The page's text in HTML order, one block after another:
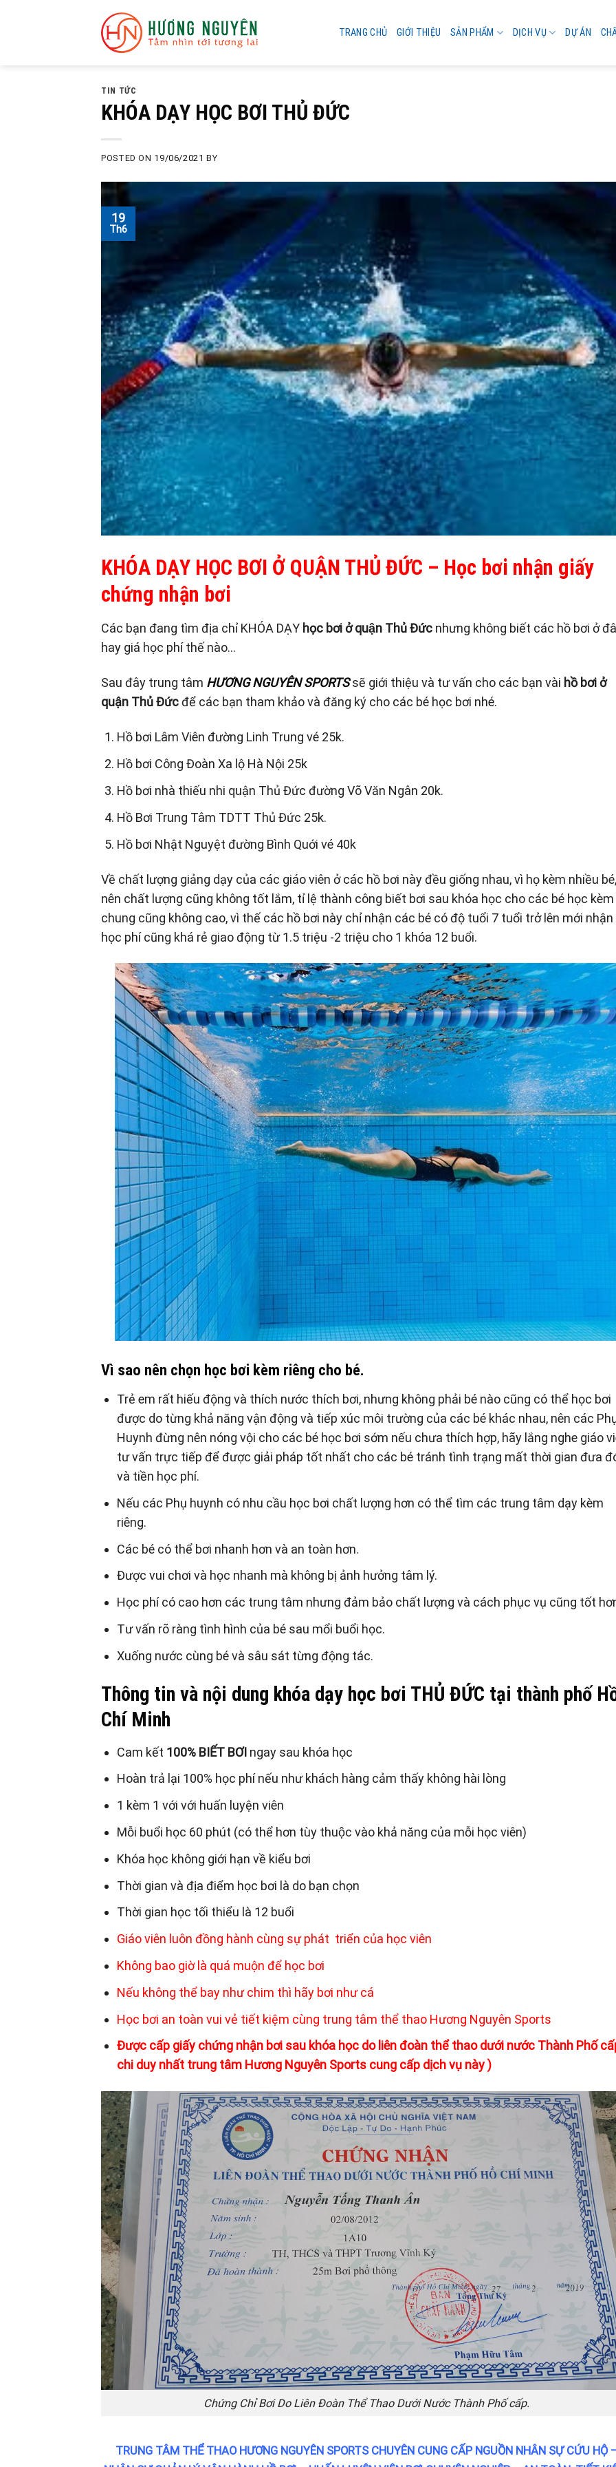
TRANG CHỦ GIỚI THIỆU SẢN PHẨM DỊCH VỤ DỰ ÁN
TIN TỨC
KHÓA DẠY HỌC BƠI THỦ ĐỨC
POSTED ON 19/06/2021 BY
19
Th6
KHÓA DẠY HỌC BƠI Ở QUẬN THỦ ĐỨC – Học bơi nhận giấy
chứng nhận bơi
Các bạn đang tìm địa chỉ KHÓA DẠY học bơi ở quận Thủ Đức nhưng không biết các hồ bơi ở
hay giá học phí thế nào…
Sau đây trung tâm HƯƠNG NGUYÊN SPORTSsẽ giới thiệu và tư vấn cho các bạn vài hồ bơi ở
quận Thủ Đứcđể các bạn tham khảo và đăng ký cho các bé học bơi nhé.
Hồ bơi Lâm Viên đường Linh Trung vé 25k.
Hồ bơi Công Đoàn Xa lộ Hà Nội 25k
Hồ bơi nhà thiếu nhi quận Thủ Đức đường Võ Văn Ngân 20k.
Hồ Bơi Trung Tâm TDTT Thủ Đức 25k.
Hồ bơi Nhật Nguyệt đường Bình Quới vé 40k
Về chất lượng giảng dạy của các giáo viên ở các hồ bơi này đều giống nhau, vì họ kèm nhiều bé,
nên chất lượng cũng không tốt lắm, tỉ lệ thành công biết bơi sau khóa học cho các bé học kèm
chung cũng không cao, vì thế các hồ bơi này chỉ nhận các bé có độ tuổi 7 tuổi trở lên mới nhận
học phí cũng khá rẻ giao động từ 1.5 triệu -2 triệu cho 1 khóa 12 buổi.
Vì sao nên chọn học bơi kèm riêng cho bé.
Trẻ em rất hiếu động và thích nước thích bơi, nhưng không phải bé nào cũng có thể học bơi
được do từng khả năng vận động và tiếp xúc môi trường của các bé khác nhau, nên các
Huynh đừng nên nóng vội cho các bé học bơi sớm nếu chưa thích hợp, hãy lắng nghe giáo
tư vấn trực tiếp để được giải pháp tốt nhất cho các bé tránh tình trạng mất thời gian đưa
và tiền học phí.
Nếu các Phụ huynh có nhu cầu học bơi chất lượng hơn có thể tìm các trung tâm dạy kèm
riêng.
Các bé có thể bơi nhanh hơn và an toàn hơn.
Được vui chơi và học nhanh mà không bị ảnh hưởng tâm lý.
Học phí có cao hơn các trung tâm nhưng đảm bảo chất lượng và cách phục vụ cũng tốt
Tư vấn rõ ràng tình hình của bé sau mổi buổi học.
Xuống nước cùng bé và sâu sát từng động tác.
Thông tin và nội dung khóa dạy học bơi THỦ ĐỨC tại thành phố
Chí Minh
Cam kết 100% BIẾT BƠI ngay sau khóa học
Hoàn trả lại 100% học phí nếu như khách hàng cảm thấy không hài lòng
1 kèm 1 với với huấn luyện viên
Mỗi buổi học 60 phút (có thể hơn tùy thuộc vào khả năng của mỗi học viên)
Khóa học không giới hạn về kiểu bơi
Thời gian và địa điểm học bơi là do bạn chọn
Thời gian học tối thiểu là 12 buổi
Giáo viên luôn đồng hành cùng sự phát triển của học viên
Không bao giờ là quá muộn để học bơi
Nếu không thể bay như chim thì hãy bơi như cá
Học bơi an toàn vui vẻ tiết kiệm cùng trung tâm thể thao Hương Nguyên Sports
Được cấp giấy chứng nhận bơi sau khóa học do liên đoàn thể thao dưới nước Thành Phố
chi duy nhất trung tâm Hương Nguyên Sports cung cấp dịch vụ này )
Chứng Chỉ Bơi Do Liên Đoàn Thể Thao Dưới Nước Thành Phố cấp.
TRUNG TÂM THỂ THAO HƯƠNG NGUYÊN SPORTS CHUYÊN CUNG CẤP NGUỒN NHÂN SỰ CỨU HỘ